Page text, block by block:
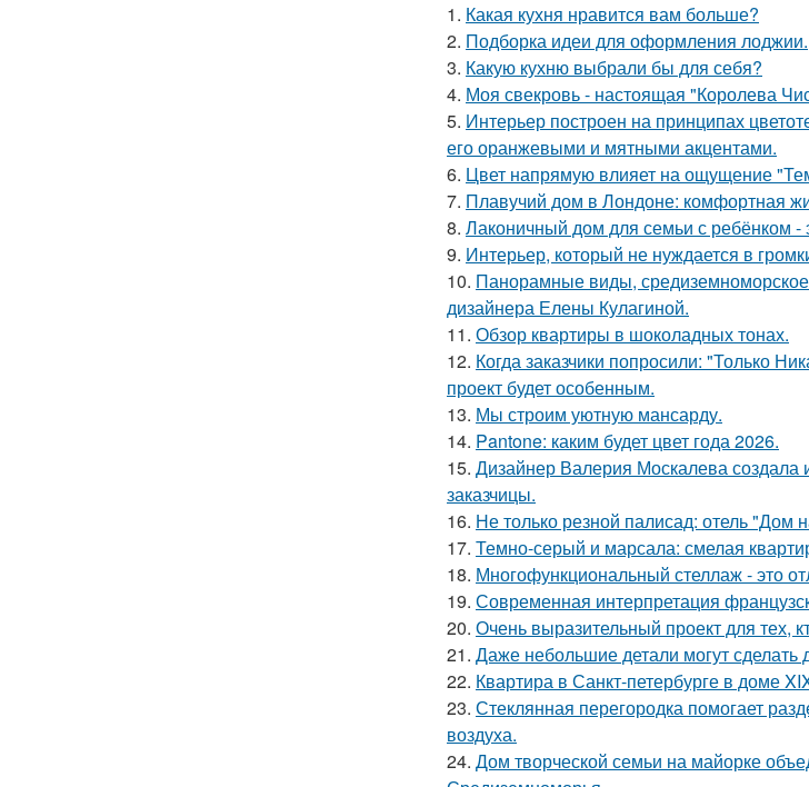
1. Какая кухня нравится вам больше?
2. Подборка идеи для оформления лоджии.
3. Какую кухню выбрали бы для себя?
4. Моя свекровь - настоящая "Королева
5. Интерьер построен на принципах
его оранжевыми и мятными акцентами.
6. Цвет напрямую влияет на ощущение
7. Плавучий дом в Лондоне: комфортная
8. Лаконичный дом для семьи с ребёнком -
9. Интерьер, который не нуждается в
10. Панорамные виды,
дизайнера Елены Кулагиной.
11. Обзор квартиры в шоколадных тонах.
12. Когда заказчики попросили: "Только
проект будет особенным.
13. Мы строим уютную мансарду.
14. Pantone: каким будет цвет года 2026.
15. Дизайнер Валерия Москалева создала
заказчицы.
16. Не только резной палисад: отель "Дом
17. Темно-серый и марсала: смелая
18. Многофункциональный стеллаж - это
19. Современная интерпретация
20. Очень выразительный проект для тех,
21. Даже небольшие детали могут сделать
22. Квартира в Санкт-петербурге в доме
23. Стеклянная перегородка помогает
воздуха.
24. Дом творческой семьи на майорке